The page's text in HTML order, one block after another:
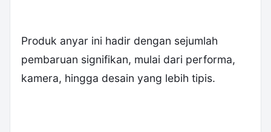
‎Produk anyar ini hadir dengan sejumlah
pembaruan signifikan, mulai dari performa,
kamera, hingga desain yang lebih tipis.